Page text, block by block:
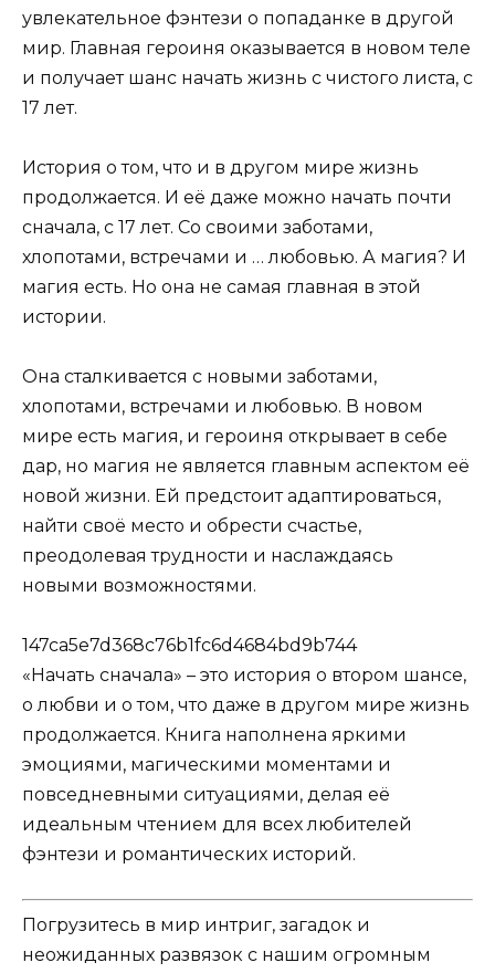
увлекательное фэнтези о попаданке в другой
мир. Главная героиня оказывается в новом теле
и получает шанс начать жизнь с чистого листа, с
17 лет.
История о том, что и в другом мире жизнь
продолжается. И её даже можно начать почти
сначала, с 17 лет. Со своими заботами,
хлопотами, встречами и … любовью. А магия? И
магия есть. Но она не самая главная в этой
истории.
Она сталкивается с новыми заботами,
хлопотами, встречами и любовью. В новом
мире есть магия, и героиня открывает в себе
дар, но магия не является главным аспектом её
новой жизни. Ей предстоит адаптироваться,
найти своё место и обрести счастье,
преодолевая трудности и наслаждаясь
новыми возможностями.
147ca5e7d368c76b1fc6d4684bd9b744
«Начать сначала» – это история о втором шансе,
о любви и о том, что даже в другом мире жизнь
продолжается. Книга наполнена яркими
эмоциями, магическими моментами и
повседневными ситуациями, делая её
идеальным чтением для всех любителей
фэнтези и романтических историй.
Погрузитесь в мир интриг, загадок и
неожиданных развязок с нашим огромным